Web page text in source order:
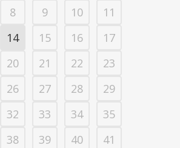
8 9 10
11
14 15 16
17
20 21 22
23
26 27 28
29
32 33 34
35
38 39 40
41